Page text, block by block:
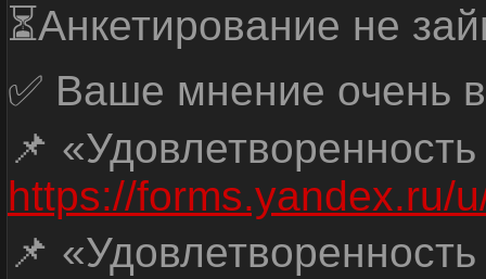
⏳Анкетирование не
✅ Ваше мнение очень
📌
https://forms.yandex.ru/
📌